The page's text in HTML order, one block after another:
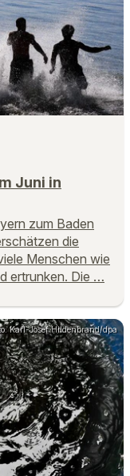
Juni in
zum Baden
die
Menschen wie
ertrunken. Die …
Karl-Josef Hildenbrand/dpa